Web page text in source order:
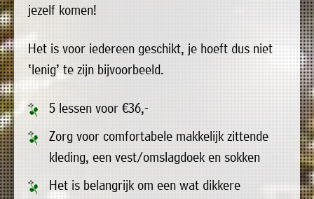
jezelf komen!
Het is voor iedereen geschikt, je hoeft dus niet
‘lenig’ te zijn bijvoorbeeld.
5 lessen voor €36,-
Zorg voor comfortabele makkelijk zittende
kleding, een vest/omslagdoek en sokken
Het is belangrijk om een wat dikkere
Contact
Nieuwsbrieven
gemeente
Opsterland